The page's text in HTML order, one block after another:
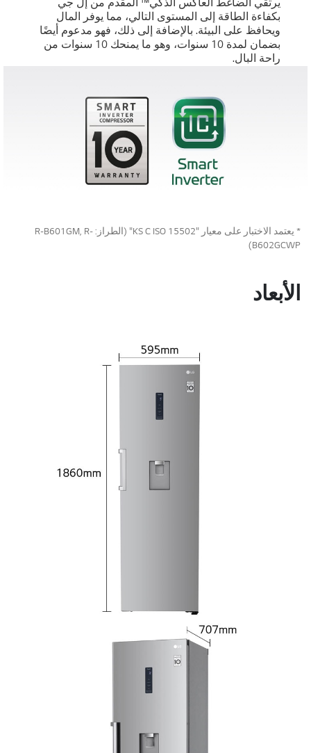
بكفاءة الطاقة إلى المستوى التالي، مما يوفر المال
ويحافظ على البيئة. بالإضافة إلى ذلك، فهو مدعوم أيضًا
بضمان لمدة 10 سنوات، وهو ما يمنحك 10 سنوات من
راحة البال.
* يعتمد الاختبار على معيار "KS C ISO 15502" (الطراز: R-B601GM, R-
B602GCWP)
الأبعاد